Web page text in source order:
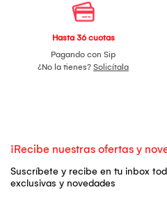
Hasta 36 cuotas
Pagando con Sip
¿No la tienes? Solicítala
¡Recibe nuestras ofertas y
Suscríbete y recibe en tu inbox
exclusivas y novedades